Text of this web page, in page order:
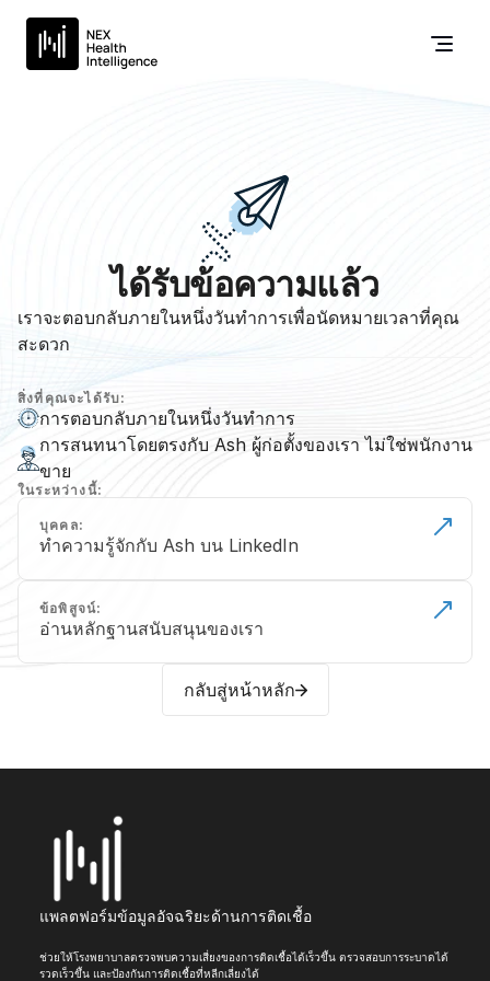
ได้รับข้อความแล้ว
เราจะตอบกลับภายในหนึ่งวันทำการเพื่อนัดหมายเวลาที่คุณ
สะดวก
สิ่งที่คุณจะได้รับ:
การตอบกลับภายในหนึ่งวันทำการ
การสนทนาโดยตรงกับ Ash ผู้ก่อตั้งของเรา ไม่ใช่พนักงาน
ขาย
ในระหว่างนี้:
บุคคล:
ทำความรู้จักกับ Ash บน LinkedIn
ข้อพิสูจน์:
อ่านหลักฐานสนับสนุนของเรา
กลับสู่หน้าหลัก
แพลตฟอร์มข้อมูลอัจฉริยะด้านการติดเชื้อ
ช่วยให้โรงพยาบาลตรวจพบความเสี่ยงของการติดเชื้อได้เร็วขึ้น ตรวจสอบการระบาดได้
รวดเร็วขึ้น และป้องกันการติดเชื้อที่หลีกเลี่ยงได้